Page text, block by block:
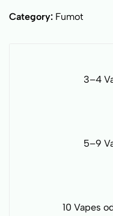
Category: Fumot
3–4
5–9
10 Vapes